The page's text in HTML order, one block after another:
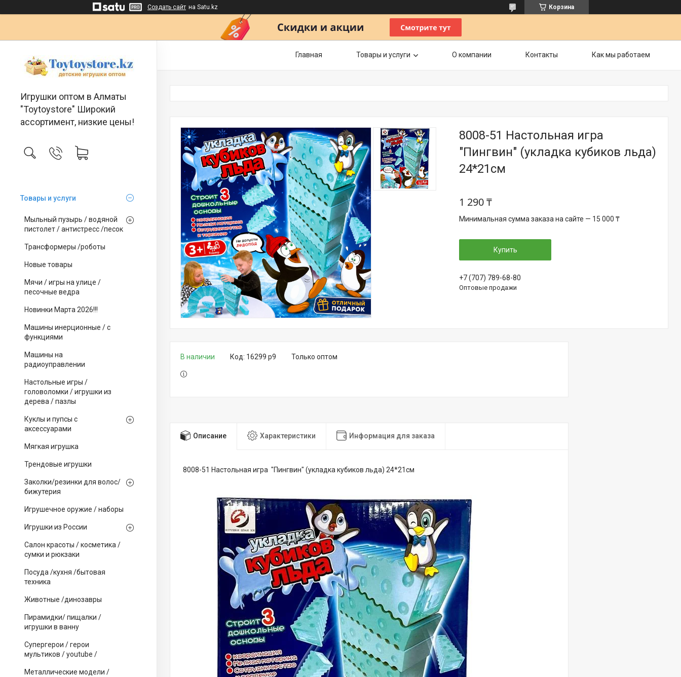
Создать сайт на Satu.kz Корзина
Игрушки оптом в Алматы
"Toytoystore" Широкий
ассортимент, низкие цены!
Товары и услуги
Мыльный пузырь / водяной
пистолет / антистресс /песок
Трансформеры /роботы
Новые товары
Мячи / игры на улице /
песочные ведра
Новинки Марта 2026!!!
Машины инерционные / с
функциями
Машины на
радиоуправлении
Настольные игры /
головоломки / игрушки из
дерева / пазлы
Куклы и пупсы с
аксессуарами
Мягкая игрушка
Трендовые игрушки
Заколки/резинки для волос/
бижутерия
Игрушечное оружие / наборы
Игрушки из России
Салон красоты / косметика /
сумки и рюкзаки
Посуда /кухня /бытовая
техника
Животные /динозавры
Пирамидки/ пищалки /
игрушки в ванну
Супергерои / герои
мультиков / youtube /
Металлические модели /
Главная Товары и услуги О компании Контакты Как мы работаем
8008-51 Настольная игра
"Пингвин" (укладка кубиков льда)
24*21см
1 290 ₸
Минимальная сумма заказа на сайте — 15 000 ₸
Купить
+7 (707) 789-68-80
Оптовые продажи
В наличии Только оптом
Код: 16299 р9
Описание Характеристики Информация для заказа
8008-51 Настольная игра "Пингвин" (укладка кубиков льда) 24*21см